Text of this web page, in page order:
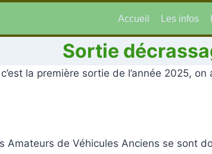
Accueil Les infos
Sortie
la première sortie de l’année 2025,
Amateurs de Véhicules Anciens se sont